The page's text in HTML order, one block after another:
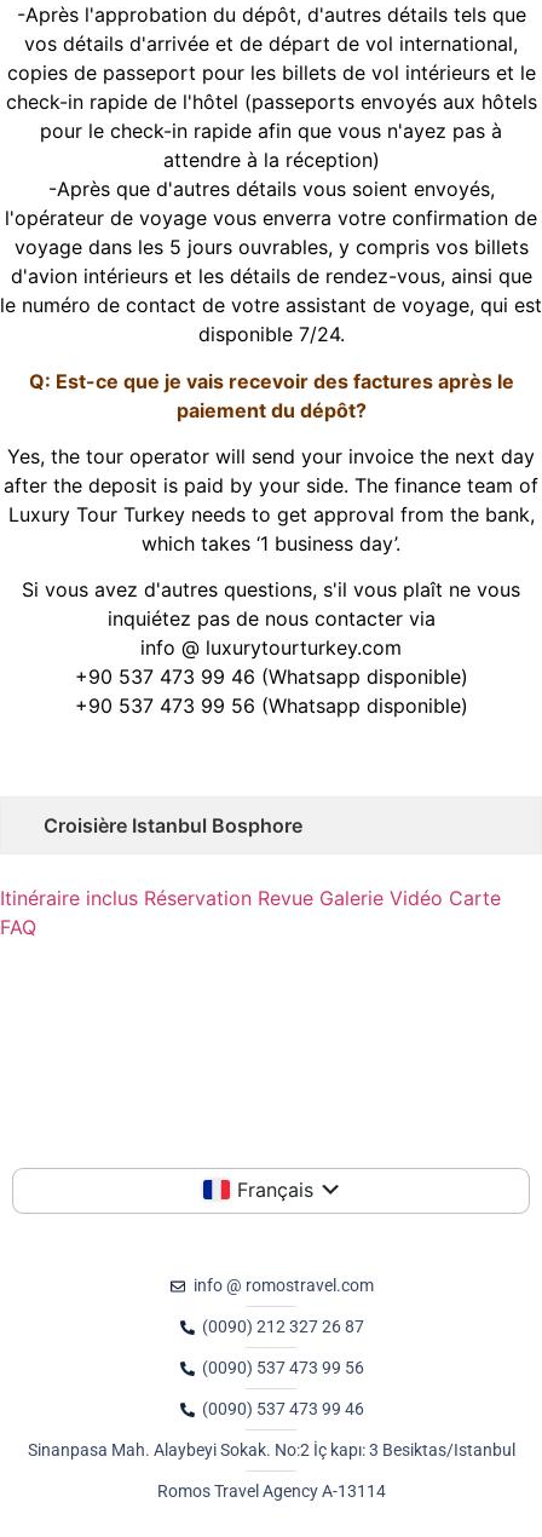
-Après l'approbation du dépôt, d'autres détails tels que
vos détails d'arrivée et de départ de vol international,
copies de passeport pour les billets de vol intérieurs et le
check-in rapide de l'hôtel (passeports envoyés aux hôtels
pour le check-in rapide afin que vous n'ayez pas à
attendre à la réception)
-Après que d'autres détails vous soient envoyés,
l'opérateur de voyage vous enverra votre confirmation de
voyage dans les 5 jours ouvrables, y compris vos billets
d'avion intérieurs et les détails de rendez-vous, ainsi que
le numéro de contact de votre assistant de voyage, qui est
disponible 7/24.
Q: Est-ce que je vais recevoir des factures après le
paiement du dépôt?
Yes, the tour operator will send your invoice the next day
after the deposit is paid by your side. The finance team of
Luxury Tour Turkey needs to get approval from the bank,
which takes ‘1 business day’.
Si vous avez d'autres questions, s'il vous plaît ne vous
inquiétez pas de nous contacter via
info @ luxurytourturkey.com
+90 537 473 99 46 (Whatsapp disponible)
+90 537 473 99 56 (Whatsapp disponible)
Croisière Istanbul Bosphore
Itinéraire inclus Réservation Revue Galerie Vidéo Carte
FAQ
Français
info @ romostravel.com
(0090) 212 327 26 87
(0090) 537 473 99 56
(0090) 537 473 99 46
Sinanpasa Mah. Alaybeyi Sokak. No:2 İç kapı: 3 Besiktas/Istanbul
Romos Travel Agency A-13114